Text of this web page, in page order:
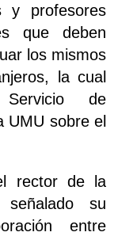
y profesores
que deben
los mismos
la cual
de
UMU sobre el
rector de la
su
entre